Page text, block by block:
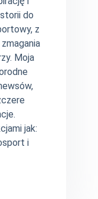
do
z
Moja
jak:
i